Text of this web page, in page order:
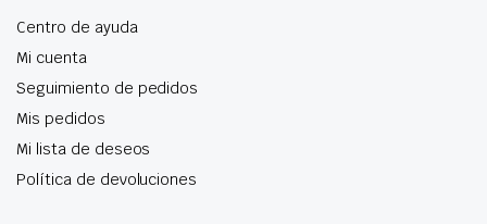
Centro de ayuda
Mi cuenta
Seguimiento de pedidos
Mis pedidos
Mi lista de deseos
Política de devoluciones